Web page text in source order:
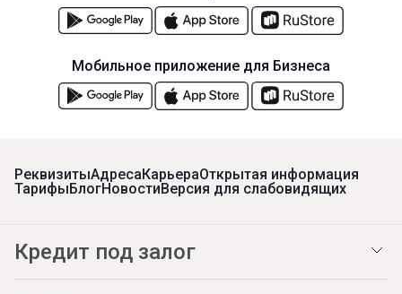
РеквизитыАдресаКарьераОткрытая информация
ТарифыБлогНовостиВерсия для слабовидящих
Кредит под залог
Мобильное приложение для Бизнеса